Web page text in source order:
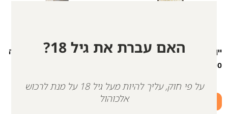
יין שרדונה יקב ברבדו | כשר
111.00
יין לבן שנין בלאן דרום אפריקה
הוספה לסל
האם עברת את גיל 18?
על פי חוק, עליך להיות מעל גיל 18 על מנת לרכוש
אלכוהול